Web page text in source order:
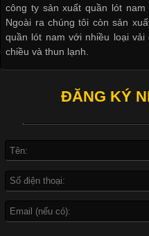
Công Nghệ In Chuyển
Cập nhật
In Chuyển Nhiệt Là Gì?
là một trong những công
dụng rộng rãi trong sản xuất
công ty sản xuất quần lót
Ngoài ra chúng tôi còn sản
quần lót nam với nhiều loại
chiều và thun lạnh.
ĐĂNG KÝ